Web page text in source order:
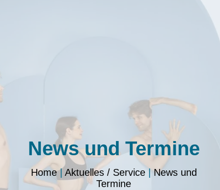
News und Termine
Home| Aktuelles / Service|News und
Termine